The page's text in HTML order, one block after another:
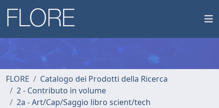
FLORE
Catalogo dei Prodotti della Ricerca
2 - Contributo in volume
2a - Art/Cap/Saggio libro scient/tech